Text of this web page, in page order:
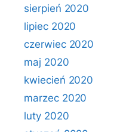
sierpień 2020
lipiec 2020
czerwiec 2020
maj 2020
kwiecień 2020
marzec 2020
luty 2020